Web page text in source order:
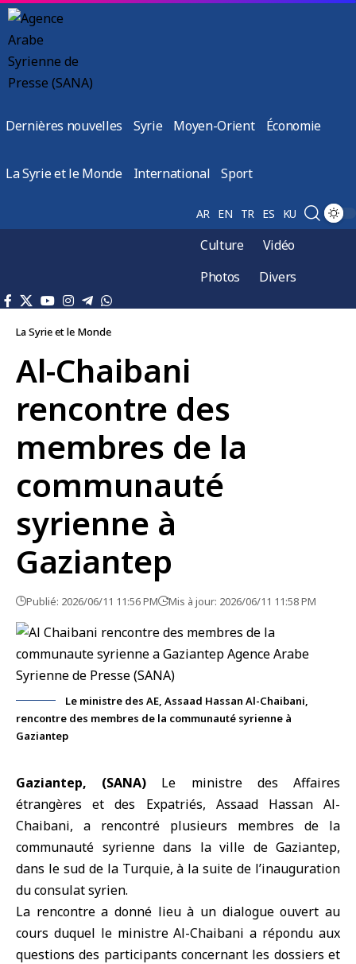
Dernières nouvelles Syrie Moyen-Orient Économie
La Syrie et le Monde International Sport
AR EN TR ES KU
Culture
Vidéo
Photos
Divers
La Syrie et le Monde
Al-Chaibani
rencontre des
membres de la
communauté
syrienne à
Gaziantep
Publié: 2026/06/11 11:56 PM Mis à jour: 2026/06/11 11:58 PM
Le ministre des AE, Assaad Hassan Al-Chaibani,
rencontre des membres de la communauté syrienne à
Gaziantep
Gaziantep, (SANA) Le ministre des Affaires
étrangères et des Expatriés, Assaad Hassan Al-
Chaibani, a rencontré plusieurs membres de la
communauté syriennedans la ville de Gaziantep,
dans le sud de la Turquie, à la suite de l’inauguration
duconsulat syrien.
La rencontre a donné lieu à un dialogue ouvert au
cours duquel le ministre Al-Chaibani a répondu aux
questions des participants concernant les dossiers et